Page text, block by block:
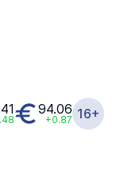
94.06
+0.87 16+